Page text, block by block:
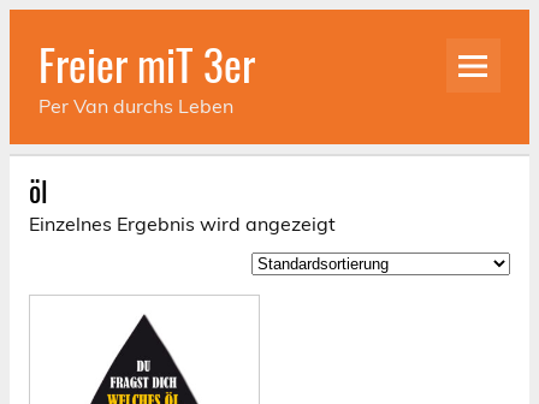
Skip
contentFreier miT 3er
Per Van durchs Leben
öl
Einzelnes Ergebnis wird angezeigt